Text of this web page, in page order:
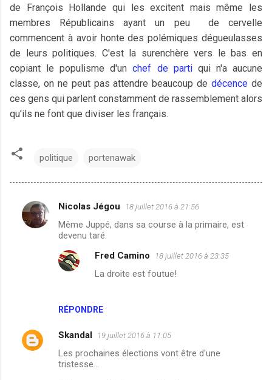
de François Hollande qui les excitent mais même les
membres Républicains ayant un peu de cervelle
commencent à avoir honte des polémiques dégueulasses
de leurs politiques. C'est la surenchère vers le bas en
copiant le populisme d'unchef de partiqui n'a aucune
classe, on ne peut pas attendre beaucoup dedécence de
ces gens qui parlent constamment de rassemblement alors
qu'ils ne font que diviser les français.
politique portenawak
C
o
a
i
Nicolas Jégou 18 juillet 2016 à 21:56
Même Juppé, dans sa course à la primaire, est
devenu taré.
RÉPONDRE
Fred Camino 18 juillet 2016 à 23:35
La droite est foutue!
Skandal 19 juillet 2016 à 11:05
Les prochaines élections vont être d'une
tristesse...